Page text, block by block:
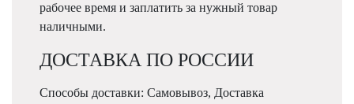
рабочее время и заплатить за нужный товар
наличными.
ДОСТАВКА ПО РОССИИ
Способы доставки: Самовывоз, Доставка